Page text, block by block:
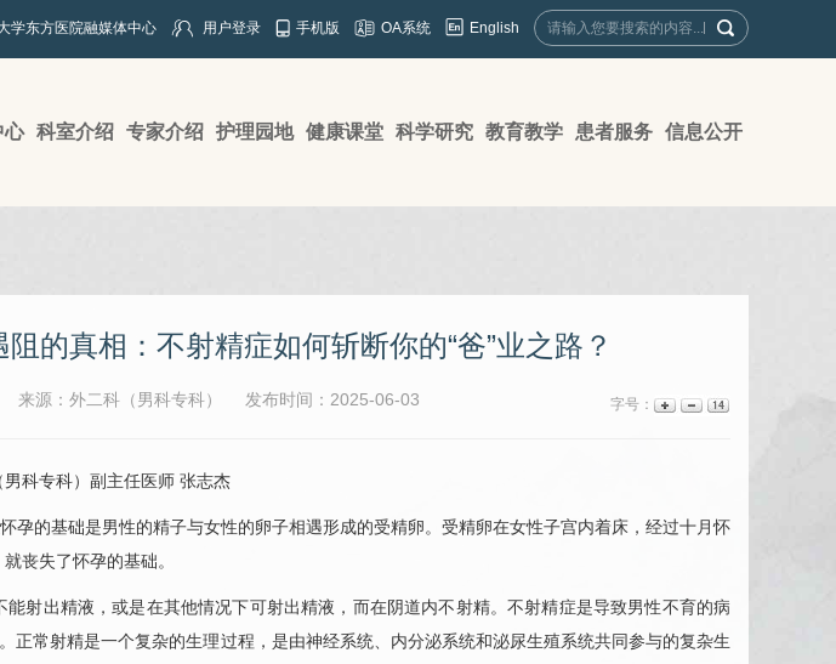
学东方医院融媒体中心 用户登录 手机版 OA系统 English
心 科室介绍 专家介绍 护理园地 健康课堂 科学研究 教育教学 患者服务 信息公开
阻的真相：不射精症如何斩断你的“爸”业之路？
来源：外二科（男科专科） 发布时间：2025-06-03 字号：
男科专科）副主任医师 张志杰
怀孕的基础是男性的精子与女性的卵子相遇形成的受精卵。受精卵在女性子宫内着床，经过十月怀
丧失了怀孕的基础。
射出精液，或是在其他情况下可射出精液，而在阴道内不射精。不射精症是导致男性不育的病
正常射精是一个复杂的生理过程，是由神经系统、内分泌系统和泌尿生殖系统共同参与的复杂生